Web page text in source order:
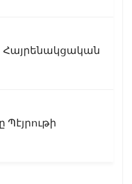
Հայրենակցական
Պէյրութի